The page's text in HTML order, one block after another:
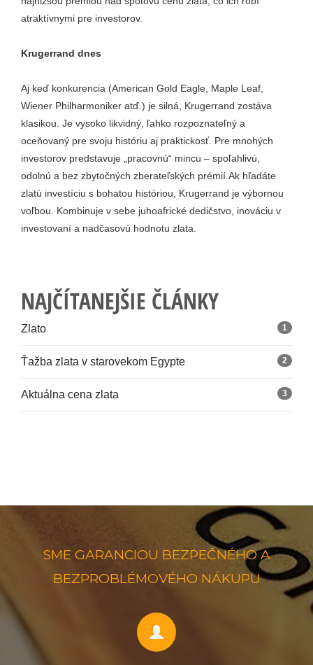
atraktívnymi pre investorov.
Krugerrand dnes
Aj keď konkurencia (American Gold Eagle, Maple Leaf,
Wiener Philharmoniker atď.) je silná, Krugerrand zostáva
klasikou. Je vysoko likvidný, ľahko rozpoznateľný a
oceňovaný pre svoju históriu aj praktickosť. Pre mnohých
investorov predstavuje „pracovnú“ mincu – spoľahlivú,
odolnú a bez zbytočných zberateľských prémií.Ak hľadáte
zlatú investíciu s bohatou históriou, Krugerrand je výbornou
voľbou. Kombinuje v sebe juhoafrické dedičstvo, inováciu v
investovaní a nadčasovú hodnotu zlata.
NAJČÍTANEJŠIE ČLÁNKY
Zlato 1
Ťažba zlata v starovekom Egypte 2
Aktuálna cena zlata 3
SME GARANCIOU BEZPEČNÉHO A
BEZPROBLÉMOVÉHO NÁKUPU